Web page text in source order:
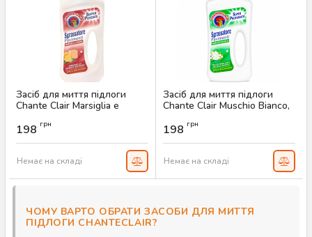
Засіб для миття підлоги
Chante Clair Marsiglia e
Артикул:
198 грн
Немає на складі
Засіб для миття підлоги
Chante Clair Muschio Bianco,
Артикул:
198 грн
Немає на складі
ЧОМУ ВАРТО ОБРАТИ ЗАСОБИ ДЛЯ МИТТЯ
ПІДЛОГИ CHANTECLAIR?